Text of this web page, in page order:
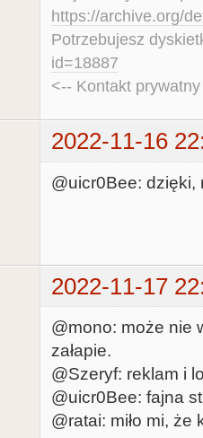
https://archive.org/
Potrzebujesz
id=18887
<-- Kontakt
2022-11-16
@uicr0Bee: dzięki,
2022-11-17
@mono: może nie
załapie.
@Szeryf: reklam i
@uicr0Bee: fajna
@ratai: miło mi,